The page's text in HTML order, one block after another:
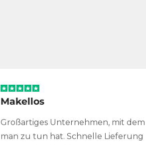
Makellos
Großartiges Unternehmen, mit dem
man zu tun hat. Schnelle Lieferung